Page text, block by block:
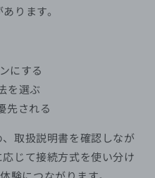
ります。
にする
を選ぶ
先される
取扱説明書を確認しなが
じて接続方式を使い分け